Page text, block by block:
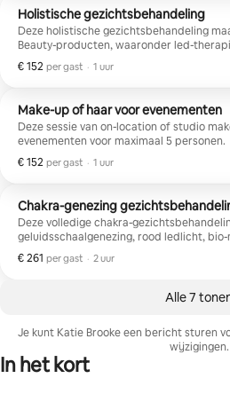
Holistische gezichtsbehandeling
Deze holistische gezichtsbehandeling
Beauty-producten, waaronder led-
verwarmingskussen met biomateriaal.
€ 152 per gast
€ 152 per gast
, · 1 uur
Make-up of haar voor evenementen
Deze sessie van on-location of studio
evenementen voor maximaal 5 personen.
€ 152 per gast
€ 152 per gast
, · 1 uur
Chakra-genezing
Deze volledige chakra-
geluidsschaalgenezing, rood ledlicht,
huidverzorging en het lezen van
€ 261 per gast
€ 261 per gast
, · 2 uur
Alle 7
Je kunt Katie Brooke een bericht sturen
wijzigingen.
In het kort